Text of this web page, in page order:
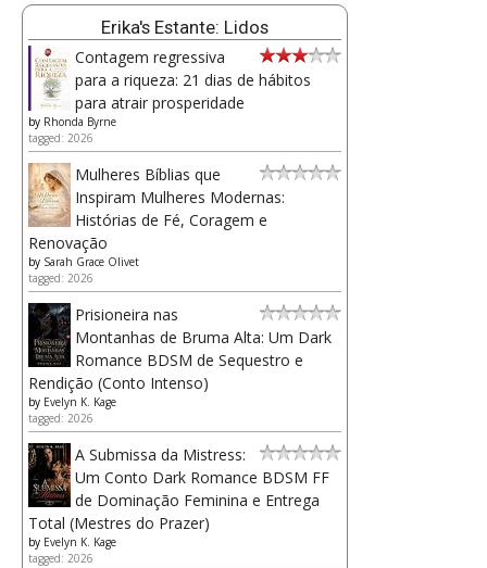
Erika's Estante: Lidos
Contagem regressiva
para a riqueza: 21 dias de hábitos
para atrair prosperidade
by Rhonda Byrne
tagged: 2026
Mulheres Bíblias que
Inspiram Mulheres Modernas:
Histórias de Fé, Coragem e
Renovação
by Sarah Grace Olivet
tagged: 2026
Prisioneira nas
Montanhas de Bruma Alta: Um Dark
Romance BDSM de Sequestro e
Rendição (Conto Intenso)
by Evelyn K. Kage
tagged: 2026
A Submissa da Mistress:
Um Conto Dark Romance BDSM FF
de Dominação Feminina e Entrega
Total (Mestres do Prazer)
by Evelyn K. Kage
tagged: 2026